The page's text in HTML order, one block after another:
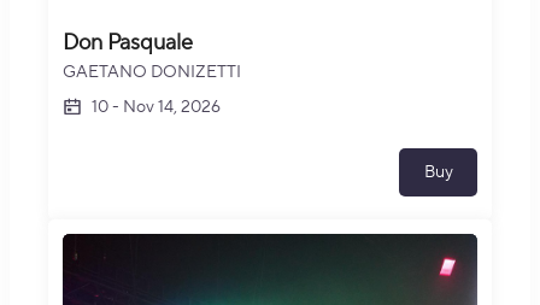
Don Pasquale
GAETANO DONIZETTI
10- Nov 14, 2026
Buy